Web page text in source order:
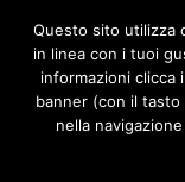
Questo sito utilizza
in linea con i tuoi
informazioni clicca
banner (con il
nella